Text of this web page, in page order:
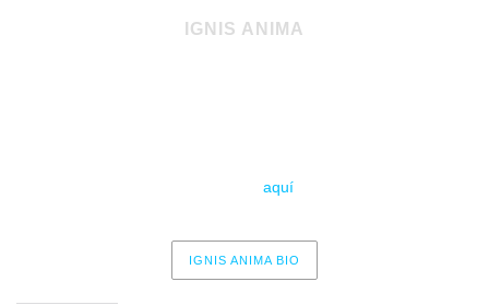
IGNIS ANIMA
aquí
IGNIS ANIMA BIO